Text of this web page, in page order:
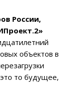
России,
объектов в
то будущее,